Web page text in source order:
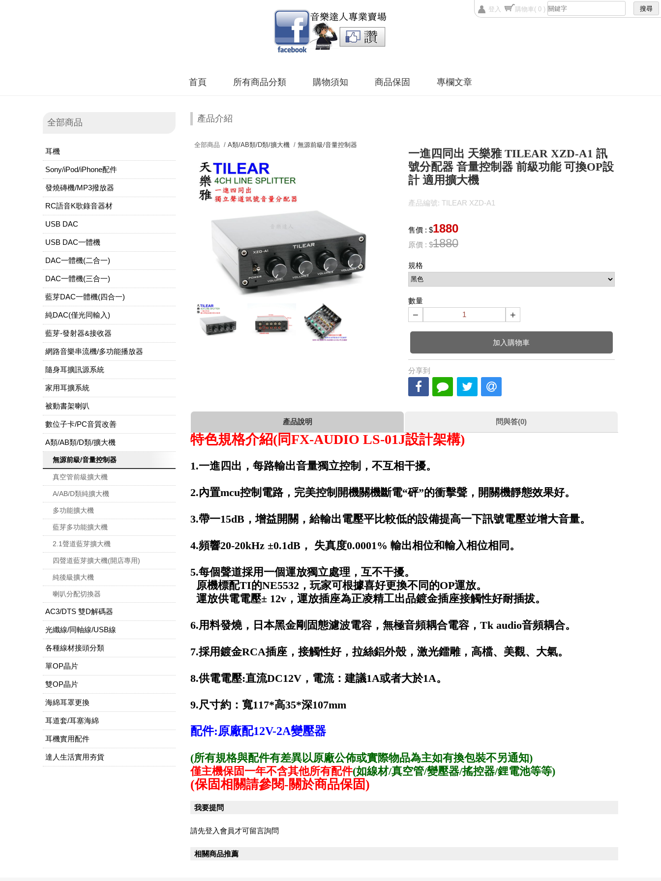
登入 購物車( 0 )
首頁 所有商品分類 購物須知 商品保固 專欄文章
全部商品
耳機
Sony/iPod/iPhone配件
發燒磚機/MP3撥放器
RC語音K歌錄音器材
USB DAC
USB DAC一體機
DAC一體機(二合一)
DAC一體機(三合一)
藍芽DAC一體機(四合一)
純DAC(僅光同輸入)
藍芽-發射器&接收器
網路音樂串流機/多功能播放器
隨身耳擴訊源系統
家用耳擴系統
被動書架喇叭
數位子卡/PC音質改善
A類/AB類/D類/擴大機
無源前級/音量控制器
真空管前級擴大機
A/AB/D類純擴大機
多功能擴大機
藍芽多功能擴大機
2.1聲道藍芽擴大機
四聲道藍芽擴大機(開店專用)
純後級擴大機
喇叭分配切換器
AC3/DTS 雙D解碼器
光纖線/同軸線/USB線
各種線材接頭分類
單OP晶片
雙OP晶片
海綿耳罩更換
耳道套/耳塞海綿
耳機實用配件
達人生活實用夯貨
產品介紹
全部商品 / A類/AB類/D類/擴大機/ 無源前級/音量控制器
一進四同出 天樂雅 TILEAR XZD-A1 訊
號分配器 音量控制器 前級功能 可換OP設
計 適用擴大機
產品編號: TILEAR XZD-A1
售價 : $1880
原價 : $1880
規格
數量
− +
加入購物車
分享到
產品說明 問與答(0)
特色規格介紹(同FX-AUDIO LS-01J設計架構)
1.一進四出，每路輸出音量獨立控制，不互相干擾。
2.內置mcu控制電路，完美控制開機關機斷電“砰”的衝擊聲，開關機靜態效果好。
3.帶一15dB，增益開關，給輸出電壓平比較低的設備提高一下訊號電壓並增大音量。
4.頻響20-20kHz ±0.1dB， 失真度0.0001% 輸出相位和輸入相位相同。
5.每個聲道採用一個運放獨立處理，互不干擾。
原機標配TI的NE5532，玩家可根據喜好更換不同的OP運放。
運放供電電壓± 12v，運放插座為正凌精工出品鍍金插座接觸性好耐插拔。
6.用料發燒，日本黑金剛固態濾波電容，無極音頻耦合電容，Tk audio音頻耦合。
7.採用鍍金RCA插座，接觸性好，拉絲鋁外殼，激光鐳雕，高檔、美觀、大氣。
8.供電電壓:直流DC12V，電流：建議1A或者大於1A。
9.尺寸約：寬117*高35*深107mm
配件:原廠配12V-2A變壓器
(所有規格與配件有差異以原廠公佈或實際物品為主如有換包裝不另通知)
僅主機保固一年不含其他所有配件(如線材/真空管/變壓器/搖控器/鋰電池等等)
(保固相關請參閱-關於商品保固)
我要提問
請先登入會員才可留言詢問
相關商品推薦